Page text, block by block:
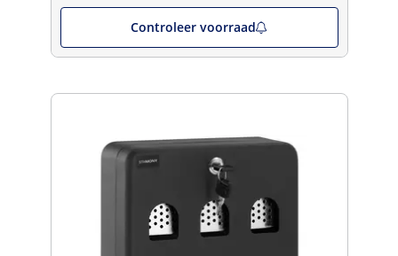
Controleer voorraad